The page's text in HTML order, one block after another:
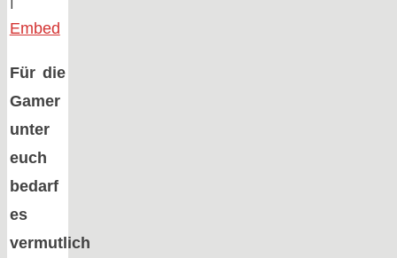
Embed
Für die
Gamer
unter
euch
bedarf
es
vermutlich